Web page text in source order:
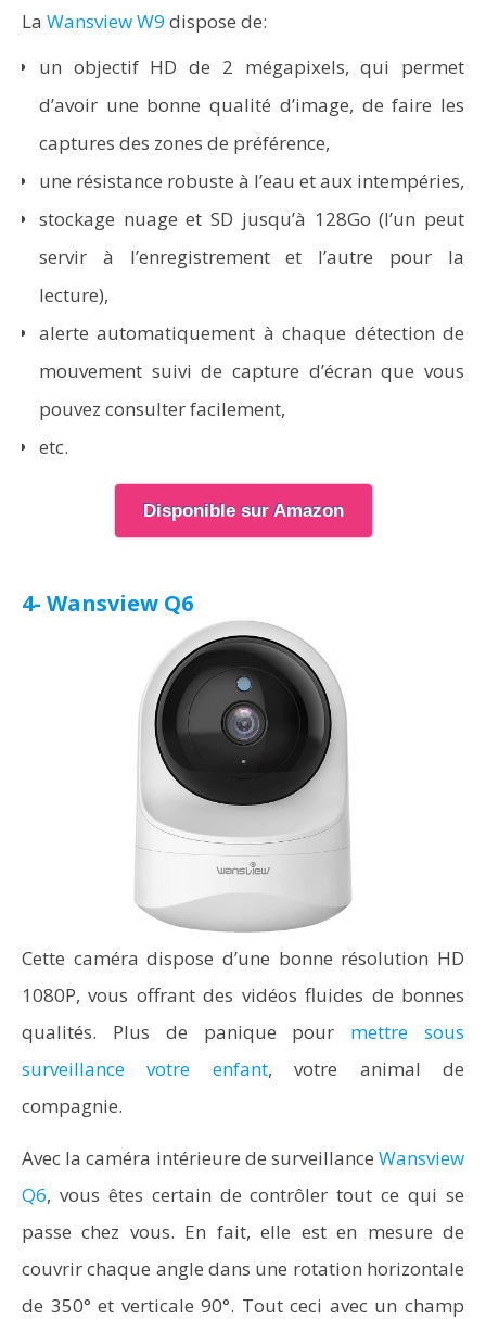
La Wansview W9 dispose de:
un objectif HD de 2 mégapixels, qui permet
d’avoir une bonne qualité d’image, de faire les
captures des zones de préférence,
une résistance robuste à l’eau et aux intempéries,
stockage nuage et SD jusqu’à 128Go (l’un peut
servir à l’enregistrement et l’autre pour la
lecture),
alerte automatiquement à chaque détection de
mouvement suivi de capture d’écran que vous
pouvez consulter facilement,
etc.
Disponible sur Amazon
4- Wansview Q6
Cette caméra dispose d’une bonne résolution HD
1080P, vous offrant des vidéos fluides de bonnes
qualités. Plus de panique pour mettre sous
surveillance votre enfant, votre animal de
compagnie.
Avec la caméra intérieure de surveillance Wansview
Q6, vous êtes certain de contrôler tout ce qui se
passe chez vous. En fait, elle est en mesure de
couvrir chaque angle dans une rotation horizontale
de 350° et verticale 90°. Tout ceci avec un champ